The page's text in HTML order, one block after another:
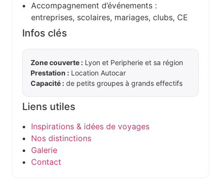
Accompagnement d’événements :
entreprises, scolaires, mariages, clubs, CE
Infos clés
Zone couverte : Lyon et Peripherie et sa région
Prestation : Location Autocar
Capacité : de petits groupes à grands effectifs
Liens utiles
Inspirations & idées de voyages
Nos distinctions
Galerie
Contact